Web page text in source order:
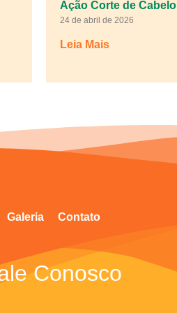
Ação Corte de Cabelo
24 de abril de 2026
Leia Mais
Galeria Contato
Conosco